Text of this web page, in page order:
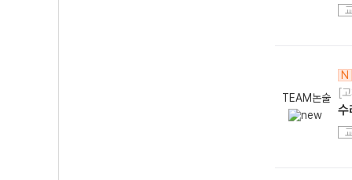
TEAM논술
N
[
수